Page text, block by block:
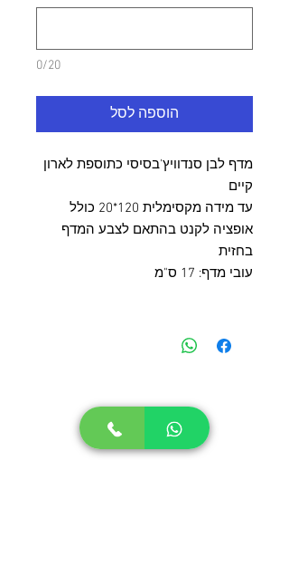
0/20
הוספה לסל
מדף לבן סנדוויץ'בסיסי כתוספת לארון
קיים
עד מידה מקסימלית 120*20 כולל
אופציה לקנט בהתאם לצבע המדף
בחזית
עובי מדף: 17 ס"מ